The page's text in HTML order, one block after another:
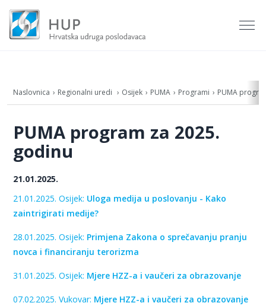
Naslovnica Regionalni uredi Osijek PUMA Programi PUMA
PUMA program za 2025.
godinu
21.01.2025.
21.01.2025. Osijek: Uloga medija u poslovanju - Kako
zaintrigirati medije?
28.01.2025. Osijek: Primjena Zakona o sprečavanju pranju
novca i financiranju terorizma
31.01.2025. Osijek: Mjere HZZ-a i vaučeri za obrazovanje
07.02.2025. Vukovar: Mjere HZZ-a i vaučeri za obrazovanje